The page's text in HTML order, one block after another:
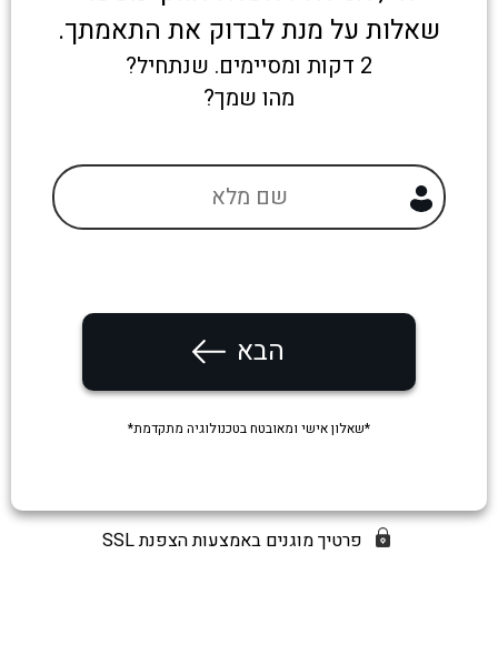
שאלות על מנת לבדוק את התאמתך.
2 דקות ומסיימים. שנתחיל?
מהו שמך?
הבא
*שאלון אישי ומאובטח בטכנולוגיה מתקדמת*
פרטיך מוגנים באמצעות הצפנת SSL